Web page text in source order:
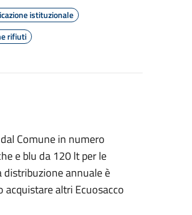
istituzionale
rifiuti
Comune in numero
e blu da 120 lt per le
annuale è
altri Ecuosacco